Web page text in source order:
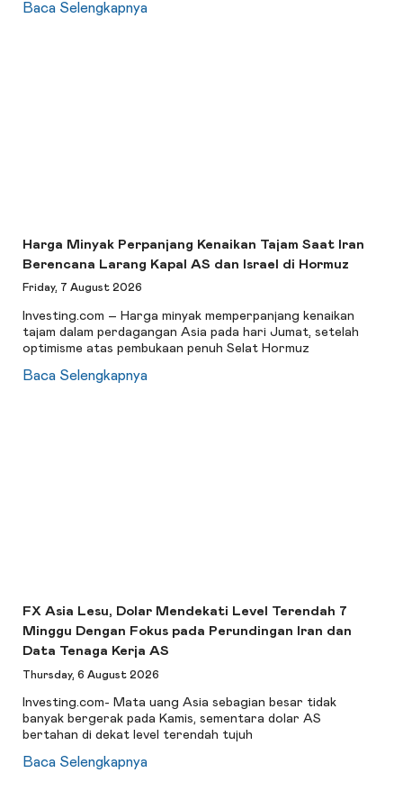
Baca Selengkapnya
Harga Minyak Perpanjang Kenaikan Tajam Saat Iran
Berencana Larang Kapal AS dan Israel di Hormuz
Friday, 7 August 2026
Investing.com – Harga minyak memperpanjang kenaikan
tajam dalam perdagangan Asia pada hari Jumat, setelah
optimisme atas pembukaan penuh Selat Hormuz
Baca Selengkapnya
FX Asia Lesu, Dolar Mendekati Level Terendah 7
Minggu Dengan Fokus pada Perundingan Iran dan
Data Tenaga Kerja AS
Thursday, 6 August 2026
Investing.com- Mata uang Asia sebagian besar tidak
banyak bergerak pada Kamis, sementara dolar AS
bertahan di dekat level terendah tujuh
Baca Selengkapnya